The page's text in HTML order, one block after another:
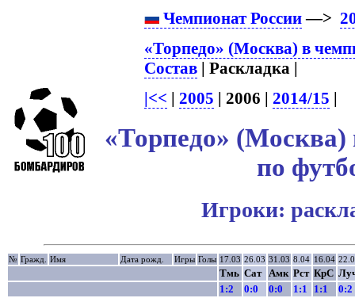
Чемпионат России—>
«Торпедо» (Москва) в
Состав | Раскладка |
|<< | 2005 | 2006 | 2014/15 |
«Торпедо» (Москва)
по
Игроки:
№ Гражд. Имя Дата рожд. Игры Голы 17.03 26.03 31.03 8.04 16.04
Тмь Сат Амк Рст КрС
1:2
0:0 0:0 1:1 1:1
0:2